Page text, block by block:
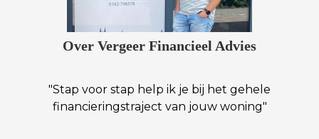
Over Vergeer Financieel Advies
"Stap voor stap help ik je bij het gehele
financieringstraject van jouw woning"